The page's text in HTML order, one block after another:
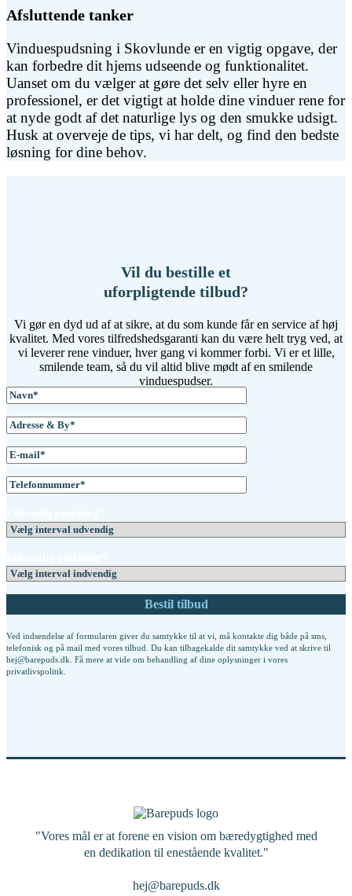
Afsluttende tanker
Vinduespudsning i Skovlunde er en vigtig opgave, der
kan forbedre dit hjems udseende og funktionalitet.
Uanset om du vælger at gøre det selv eller hyre en
professionel, er det vigtigt at holde dine vinduer rene for
at nyde godt af det naturlige lys og den smukke udsigt.
Husk at overveje de tips, vi har delt, og find den bedste
løsning for dine behov.
Vil du bestille et
uforpligtende tilbud?
Vi gør en dyd ud af at sikre, at du som kunde får en service af høj
kvalitet. Med vores tilfredshedsgaranti kan du være helt tryg ved, at
vi leverer rene vinduer, hver gang vi kommer forbi. Vi er et lille,
smilende team, så du vil altid blive mødt af en smilende
vinduespudser.
Ved indsendelse af formularen giver du samtykke til at vi, må kontakte dig både på sms,
telefonisk og på mail med vores tilbud. Du kan tilbagekalde dit samtykke ved at skrive til
hej@barepuds.dk. Få mere at vide om behandling af dine oplysninger i vores
privatlivspolitik
"Vores mål er at forene en vision om bæredygtighed med
en dedikation til enestående kvalitet."
hej@barepuds.dk